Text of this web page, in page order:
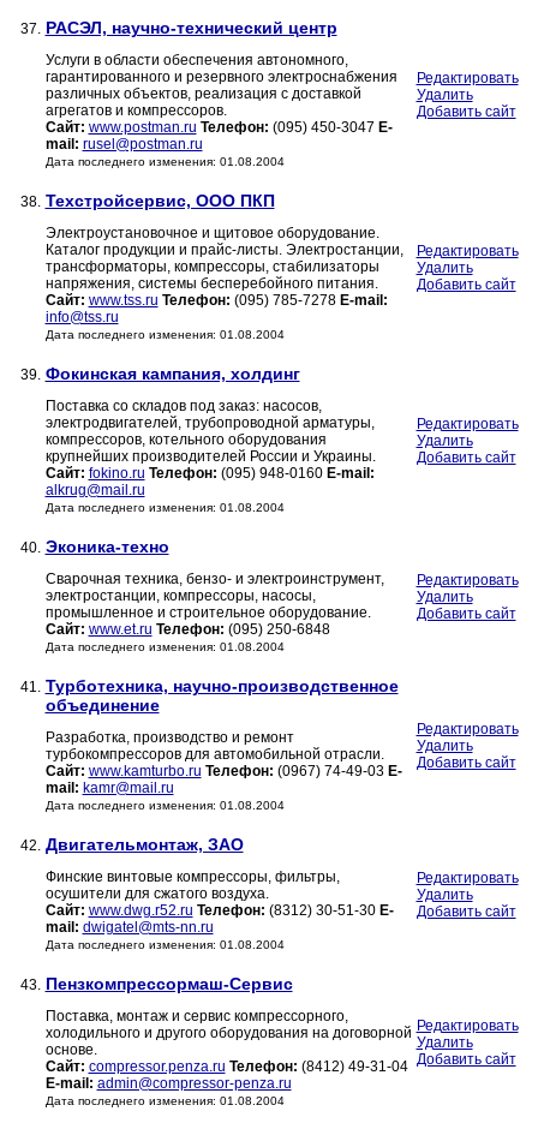
37. РАСЭЛ, научно-технический центр
Услуги в области обеспечения автономного,
гарантированного и резервного электроснабжения
различных объектов, реализация с доставкой
агрегатов и компрессоров.
Сайт: www.postman.ru Телефон: (095) 450-3047 E-
mail: rusel@postman.ru
Дата последнего изменения: 01.08.2004
Редактировать
Удалить
Добавить сайт
38. Техстройсервис, ООО ПКП
Электроустановочное и щитовое оборудование.
Каталог продукции и прайс-листы. Электростанции,
трансформаторы, компрессоры, стабилизаторы
напряжения, системы бесперебойного питания.
Сайт: www.tss.ru Телефон: (095) 785-7278 E-mail:
info@tss.ru
Дата последнего изменения: 01.08.2004
Редактировать
Удалить
Добавить сайт
39. Фокинская кампания, холдинг
Поставка со складов под заказ: насосов,
электродвигателей, трубопроводной арматуры,
компрессоров, котельного оборудования
крупнейших производителей России и Украины.
Сайт: fokino.ru Телефон: (095) 948-0160 E-mail:
alkrug@mail.ru
Дата последнего изменения: 01.08.2004
Редактировать
Удалить
Добавить сайт
40. Эконика-техно
Сварочная техника, бензо- и электроинструмент,
электростанции, компрессоры, насосы,
промышленное и строительное оборудование.
Сайт: www.et.ru Телефон: (095) 250-6848
Дата последнего изменения: 01.08.2004
Редактировать
Удалить
Добавить сайт
41. Турботехника, научно-производственное
объединение
Разработка, производство и ремонт
турбокомпрессоров для автомобильной отрасли.
Сайт: www.kamturbo.ru Телефон: (0967) 74-49-03 E-
mail: kamr@mail.ru
Дата последнего изменения: 01.08.2004
Редактировать
Удалить
Добавить сайт
42. Двигательмонтаж, ЗАО
Финские винтовые компрессоры, фильтры,
осушители для сжатого воздуха.
Сайт: www.dwg.r52.ru Телефон: (8312) 30-51-30 E-
mail: dwigatel@mts-nn.ru
Дата последнего изменения: 01.08.2004
Редактировать
Удалить
Добавить сайт
43. Пензкомпрессормаш-Сервис
Поставка, монтаж и сервис компрессорного,
холодильного и другого оборудования на договорной
основе.
Сайт: compressor.penza.ru Телефон: (8412) 49-31-04
E-mail: admin@compressor-penza.ru
Дата последнего изменения: 01.08.2004
Редактировать
Удалить
Добавить сайт